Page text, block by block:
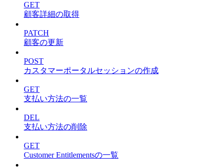
GET
顧客詳細の取得
PATCH
顧客の更新
POST
カスタマーポータルセッションの作成
GET
支払い方法の一覧
DEL
支払い方法の削除
GET
Customer Entitlementsの一覧